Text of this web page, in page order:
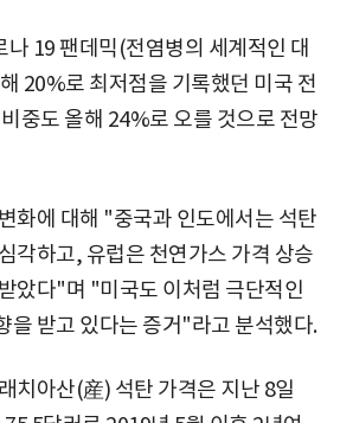
나 19 팬데믹(전염병의 세계적인 대
20%로 최저점을 기록했던 미국 전
중도 올해 24%로 오를 것으로 전망
화에 대해 "중국과 인도에서는 석탄
각하고, 유럽은 천연가스 가격 상승
았다"며 "미국도 이처럼 극단적인
을 받고 있다는 증거"라고 분석했다.
치아산(産) 석탄 가격은 지난 8일